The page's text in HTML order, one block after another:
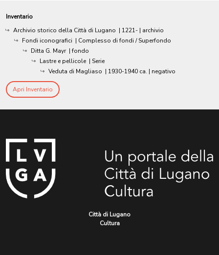
Inventario
Archivio storico della Città di Lugano | 1221- | archivio
Fondi iconografici | Complesso di fondi / Superfondo
Ditta G. Mayr | fondo
Lastre e pellicole | Serie
Veduta di Magliaso | 1930-1940 ca. | negativo
Apri Inventario
Città di Lugano
Cultura